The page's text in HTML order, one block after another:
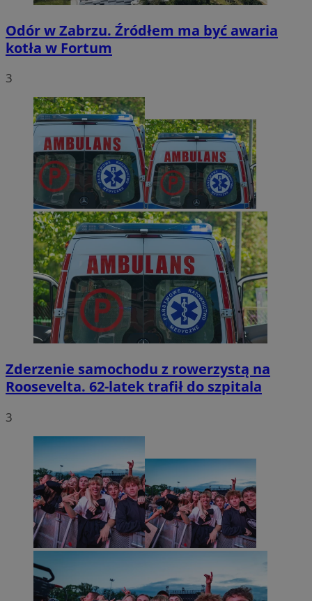
Odór w Zabrzu. Źródłem ma być awaria
kotła w Fortum
3
Zderzenie samochodu z rowerzystą na
Roosevelta. 62-latek trafił do szpitala
3